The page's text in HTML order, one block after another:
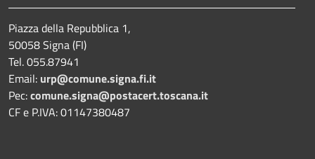
Piazza della Repubblica 1,
50058 Signa (FI)
Tel. 055.87941
Email: urp@comune.signa.fi.it
Pec:comune.signa@postacert.toscana.it
CF e P.IVA: 01147380487